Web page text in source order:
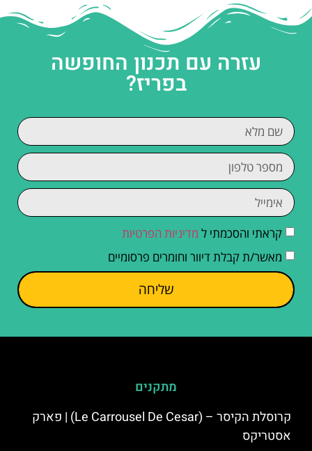
עזרה עם תכנון החופשה
בפריז?
קראתי והסכמתי ל מדיניות הפרטיות
מאשר/ת קבלת דיוור וחומרים פרסומיים
שליחה
מתקנים
קרוסלת הקיסר – (Le Carrousel De Cesar) | פארק
אסטריקס